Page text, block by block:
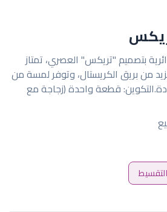
بتصميم "تريكس" العصري، تمتاز
من بريق الكريستال، وتوفر لمسة من
قطعة واحدة (زجاجة مع